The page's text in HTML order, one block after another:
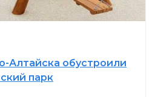
Алтайска обустроили
парк